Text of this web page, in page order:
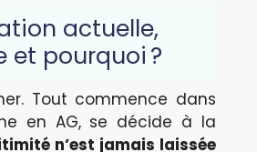
actuelle,
et pourquoi ?
Tout commence dans
en AG, se décide à la
n’est jamais laissée